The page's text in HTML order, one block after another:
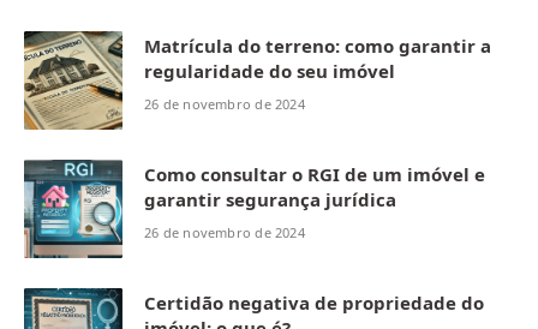
Matrícula do terreno: como garantir a
regularidade do seu imóvel
26 de novembro de 2024
Como consultar o RGI de um imóvel e
garantir segurança jurídica
26 de novembro de 2024
Certidão negativa de propriedade do